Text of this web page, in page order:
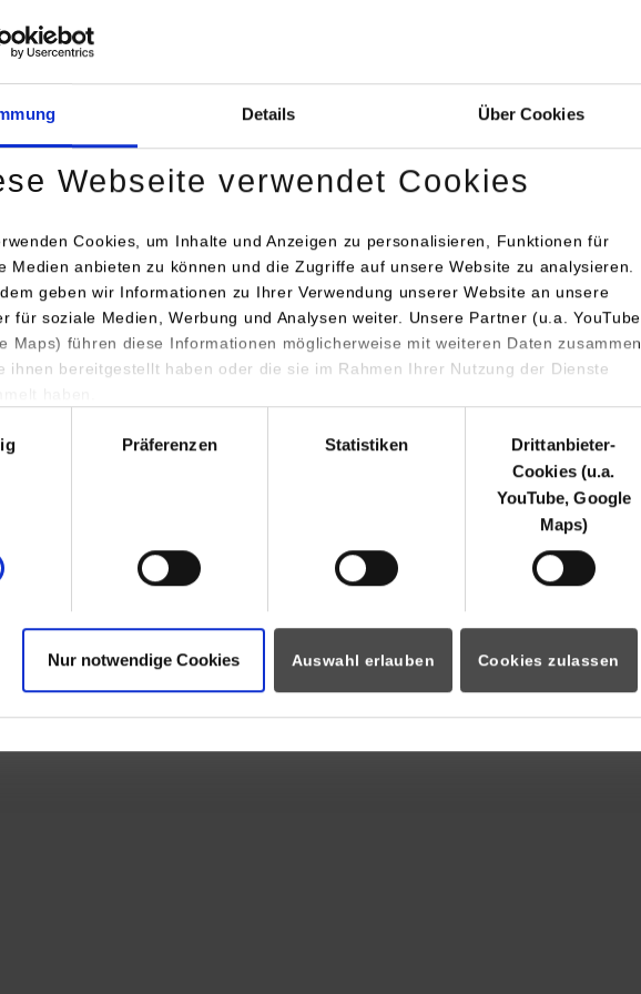
Details Über Cookies
Webseite verwendet Cookies
Cookies, um Inhalte und Anzeigen zu personalisieren, Funktionen für
Medien anbieten zu können und die Zugriffe auf unsere Website zu analysieren.
geben wir Informationen zu Ihrer Verwendung unserer Website an unsere
für soziale Medien, Werbung und Analysen weiter. Unsere Partner (u.a. YouTube,
Maps) führen diese Informationen möglicherweise mit weiteren Daten zusammen,
ihnen bereitgestellt haben oder die sie im Rahmen Ihrer Nutzung der Dienste
Präferenzen Statistiken
Drittanbieter-
Cookies (u.a.
YouTube, Google
Maps)
Nur notwendige Cookies Auswahl erlauben Cookies zulassen